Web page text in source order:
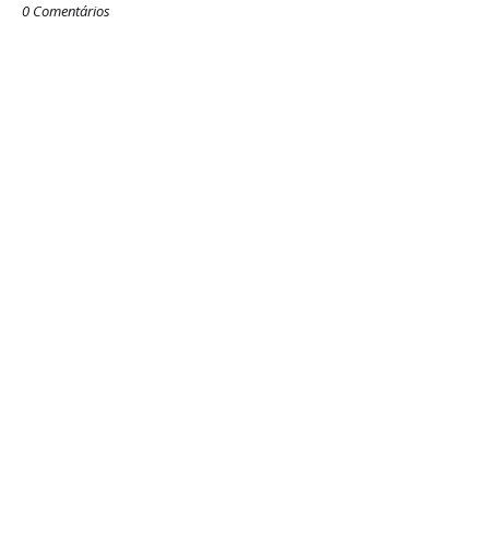
0 Comentários